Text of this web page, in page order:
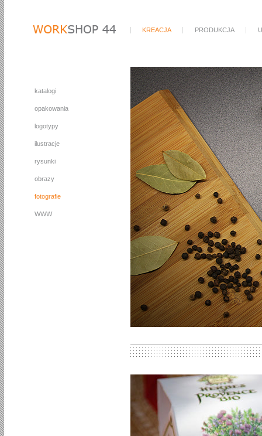
katalogi
opakowania
logotypy
ilustracje
rysunki
obrazy
fotografie
WWW
KREACJA PRODUKCJA